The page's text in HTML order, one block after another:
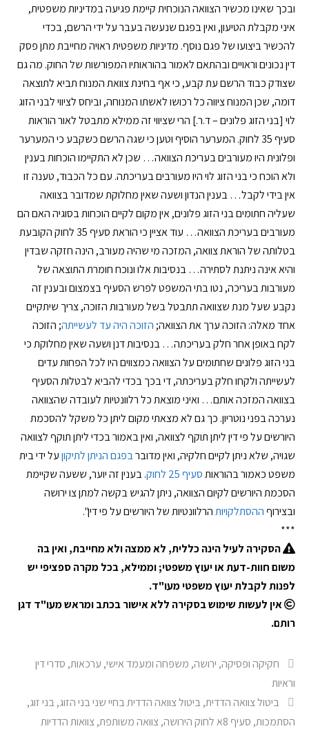
ובכך שאינו מכשיר הצוואה הנוכחית קיימת פגיעה במדיניות משפטית,
איני מקבלת הטיעון, ואין בפגם שנעשה בעבר על ידי הרשם, בכדי
להכשיר ביצועו של פגם נוסף. מדיניות משפטית ראויה מחייבת מתן פסק
דין נכונים וראויים ובהתאם לאמור בהוראותיו המפורשות של החוק. מה גם
שצודק כבוד הרשם עת קבע, כי אף בחינת צוואת המנוח תביא לתוצאה
דומה, שכן המנוח ציווה כל רכושו לאשתו המנוחה, וביחס לציווי לבני הזוג
לוי [בני הזוג פלונים – ד.ר.] הרי שציווי זה ממילא מתבטל לאור הוראות
סעיף 35 לחוק. המערער הוסיף וטען כי שגה הרשם כשקבע כי המערער
ופלונית היו מעורבים בעריכת הצוואה… שכן לא התקיימו הוכחות בענין
ולא הוכח כי בני הזוג לוי היו מעורבים בעריכתה. עם כל הכבוד, טענה זו
אין בידי לקבל… בענין הנדון ושעה שאין מחלוקת שמדובר בצוואה
שעליה חתומים בני הזוג פלונים, אין מקום לקיים הוכחות בסוגיה האם הם
מעורבים בעריכת הצוואה… עוד אציין כי הוראת סעיף 35 לחוק הקובעת
בטלותה של הוראת צוואה, המזכה מי שהיה מעורב, הינה חזקה שבדין
והיא אינה ניתנת לסתירה… בנסיבות אלו ונוכח חומרת התוצאה של
מעורבות בעריכה, נטו בתי המשפט לפרש הסעיף בצמצום ובענין זה
נקבע שעל מנת שצוואה תתבטל בשל מעורבות הזוכה, צריך שיתקיים
אחד מאלה: הזוכה ערך את הצוואה; הזוכה היה עד לעשייתה; הזוכה
לקח באופן אחר חלק בעריכתה… בנסיבות דנן ושעה שאין מחלוקת כי
בני הזוג פלונים שחתומים על הצוואה כמצווים היו לכל הפחות עדים
לעשייתה ולקחו חלק בעריכתה, די בכך בכדי להביא לבטלות הסעיף
בצוואה המזכה אותם… ואיני מוצאת כל רלוונטיות לעובדה שהצוואה
נערכה בפני נוטריון. כך גם לא מצאתי מקום ליתן כל משקל להסכמת
היורשים על פי דין ליתן תוקף לצוואה, ואין באמור בכדי ליתן תוקף לצוואה
שגויה, שלא ניתן לקיים חלקיה, ואין מדוברבפגם הניתן לתיקוןעל ידי בית
משפט כאמור בהוראותסעיף 25 לחוק
. בענין זה יוער, ששעה שקיימת
הסכמת היורשים לקיום הצוואה, ניתן להגיש בקשה למתן צו ירושה
ובצירוףההסתלקויותהרלוונטיות של היורשים על פי דין".
***
הסקירה לעיל הינה כללית, לא ממצה ולא מחייבת, ואין בה
משום חוות-דעת או יעוץ משפטי; וממילא, בכל מקרה ספציפי יש
לפנות לקבלת יעוץ משפטי מעו"ד.
אין לעשות שימוש בסקירה ללא אישור בכתב ומראש מעו"ד דגן
רותם.
חקיקה ופסיקה, ירושה, משפחה ומעמד אישי, ערכאות, סדרי דין
וראיות
ביטול צוואה הדדית, ביטול צוואה הדדית בחיי שני בני הזוג, בני זוג,
הסתמכות, סעיף 8א לחוק הירושה ,צוואה משותפת,צוואות הדדיות